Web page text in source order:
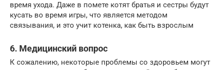
время ухода. Даже в помете котят братья и сестры будут
кусать во время игры, что является методом
связывания, и это учит котенка, как быть взрослым
6. Медицинский вопрос
К сожалению, некоторые проблемы со здоровьем могут